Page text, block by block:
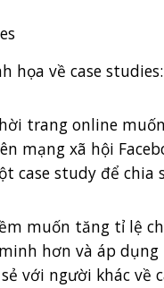
họa về case studies:
trang online
mạng xã hội
case study để
muốn tăng tỉ lệ
hơn và áp
với người khác